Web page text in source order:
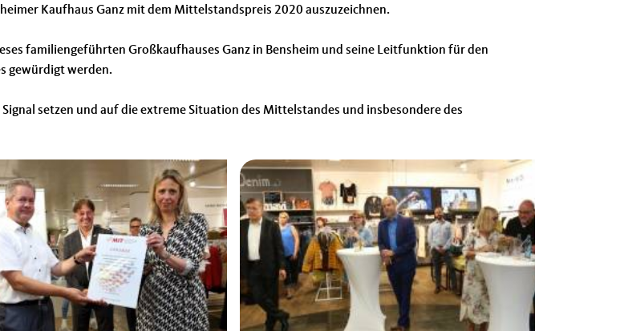
Kaufhaus Ganz mit dem Mittelstandspreis 2020 auszuzeichnen.
familiengeführten Großkaufhauses Ganz in Bensheim und seine Leitfunktion für den
gewürdigt werden.
setzen und auf die extreme Situation des Mittelstandes und insbesondere des